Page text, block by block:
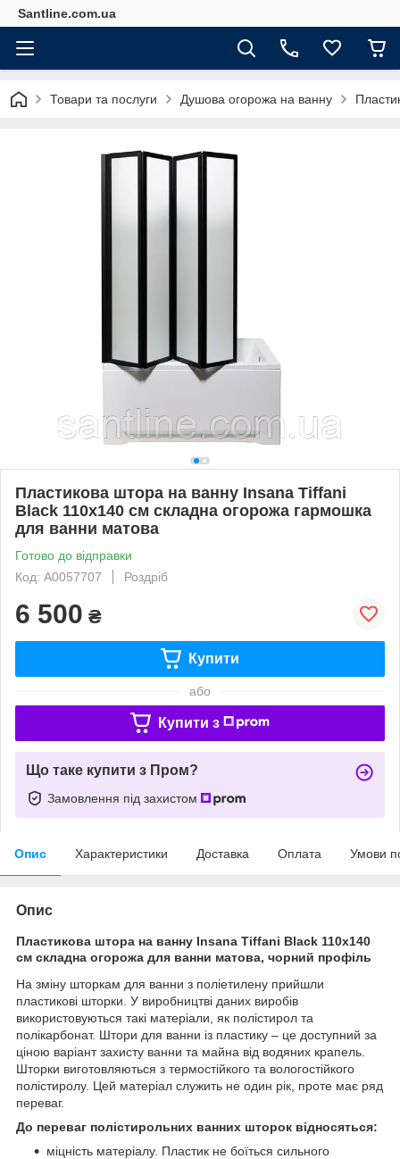
Santline.com.ua
Товари та послуги Душова огорожа на ванну
Пластикова штора на ванну Insana Tiffani
Black 110х140 см складна огорожа гармошка
для ванни матова
Готово до відправки
Код: А0057707
Роздріб
6 500 ₴
Купити
або
Купити з
Що таке купити з Пром?
Замовлення під захистом
Опис Характеристики Доставка Оплата Умови
Опис
Пластикова штора на ванну Insana Tiffani Black 110х140
см складна огорожа для ванни матова, чорний профіль
На зміну шторкам для ванни з поліетилену прийшли
пластикові шторки. У виробництві даних виробів
використовуються такі матеріали, як полістирол та
полікарбонат. Штори для ванни із пластику – це доступний за
ціною варіант захисту ванни та майна від водяних крапель.
Шторки виготовляються з термостійкого та вологостійкого
полістиролу. Цей матеріал служить не один рік, проте має ряд
переваг.
До переваг полістирольних ванних шторок відносяться:
міцність матеріалу. Пластик не боїться сильного